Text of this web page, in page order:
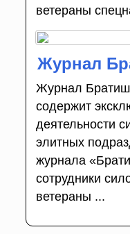
ветераны
Журнал
Журнал
содержит
деятельности
элитных
журнала
сотрудники
ветераны ...